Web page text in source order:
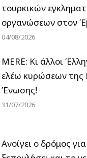
τουρκικών
οργανώσεων στον
04/08/2026
MERE: Κι άλλοι
ελέω κυρώσεων της
Ένωσης!
31/07/2026
Ανοίγει ο δρόμος